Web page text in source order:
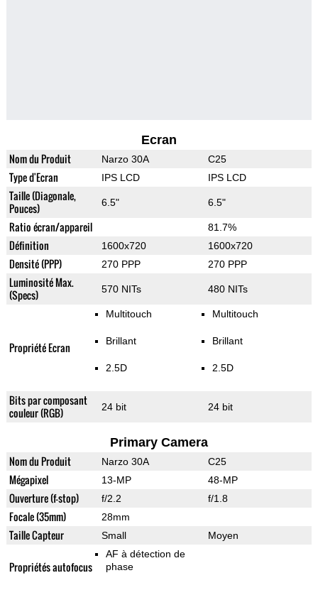
Ecran
Nom du Produit Narzo 30A C25
Type d'Ecran IPS LCD IPS LCD
Taille (Diagonale,
Pouces)
6.5" 6.5"
Ratio écran/appareil 81.7%
Définition 1600x720 1600x720
Densité (PPP) 270 PPP 270 PPP
Luminosité Max.
(Specs)
570 NITs 480 NITs
Propriété Ecran
Multitouch
Brillant
2.5D
Multitouch
Brillant
2.5D
Bits par composant
couleur (RGB)
24 bit 24 bit
Primary Camera
Nom du Produit Narzo 30A C25
Mégapixel 13-MP 48-MP
Ouverture (f-stop) f/2.2 f/1.8
Focale (35mm) 28mm
Taille Capteur Small Moyen
Propriétés autofocus
AF à détection de
phase